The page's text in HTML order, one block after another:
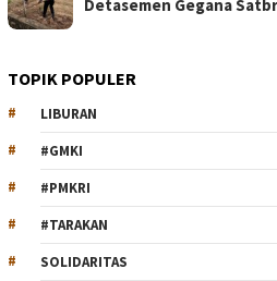
Detasemen Gegana
TOPIK POPULER
LIBURAN
#GMKI
#PMKRI
#TARAKAN
SOLIDARITAS